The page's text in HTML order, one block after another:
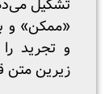
تشکیل
«ممکن» و
و تجرید
زیرین متن